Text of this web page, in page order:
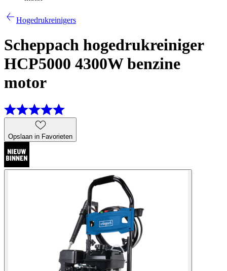
Hogedrukreinigers
Scheppach hogedrukreiniger
HCP5000 4300W benzine
motor
Opslaan in Favorieten